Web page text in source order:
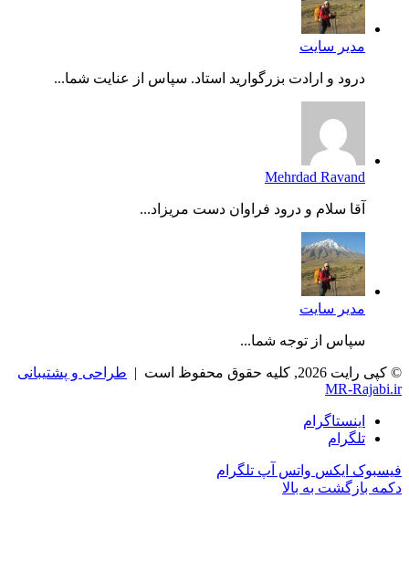
مدیر سایت
درود و ارادت بزرگوارید استاد. سپاس از عنایت شما...
Mehrdad Ravand
آقا سلام و درود فراوان دست مریزاد...
مدیر سایت
سپاس از توجه شما...
کلیه حقوق محفوظ است |
طراحی و پشتیبانی
MR-
اینستاگرام
تلگرام
ایکس واتس آپ تلگرام
به بالا